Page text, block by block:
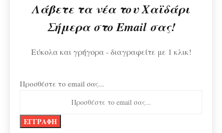
Λάβετε τα νέα του Χαϊδάρι
Σήμερα στο Email σας!
Εύκολα και γρήγορα - διαγραφείτε με 1 κλικ!
Προσθέστε το email σας...